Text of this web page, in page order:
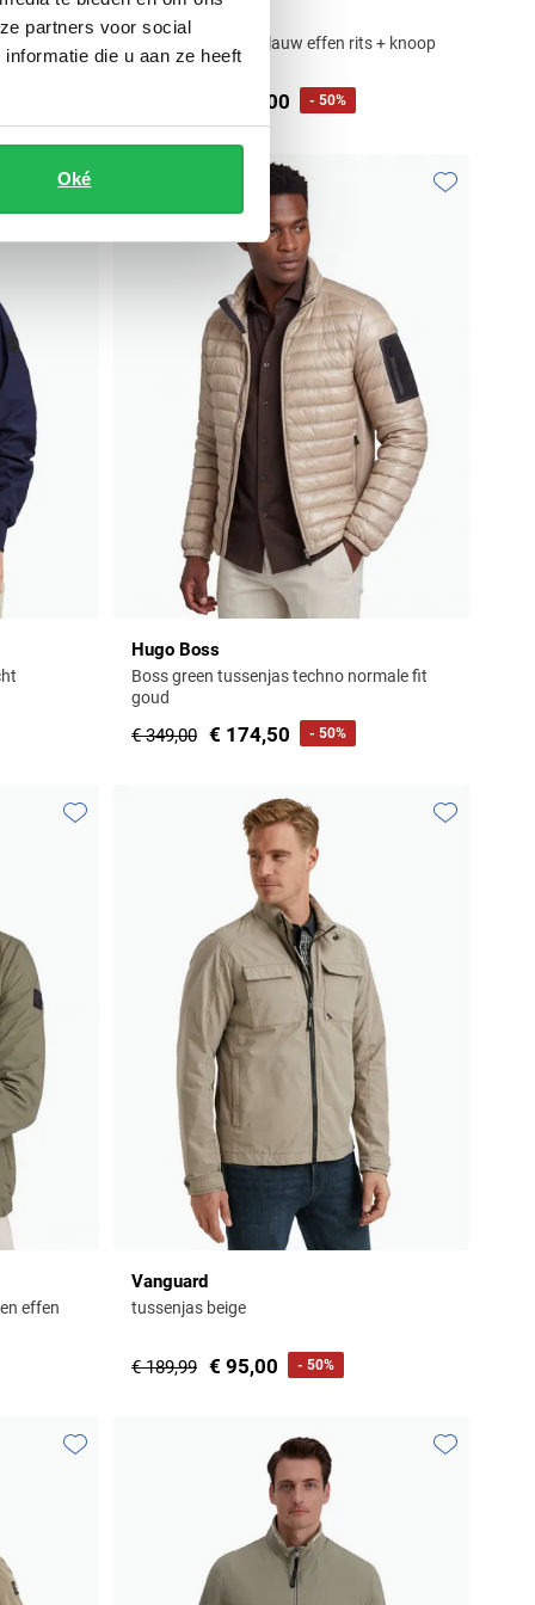
partners voor social
die u aan ze heeft
Oké
wijde fit
Bugatti
tussenjas donkerblauw effen rits + knoop
wijde fit katoen
€ 150,00 - 50%
Toevoegen aan favorieten
Hugo Boss
Boss green tussenjas techno normale fit
goud
€ 349,00 € 174,50 - 50%
effen
Toevoegen aan favorieten
Vanguard
tussenjas beige
€ 189,99 € 95,00 - 50%